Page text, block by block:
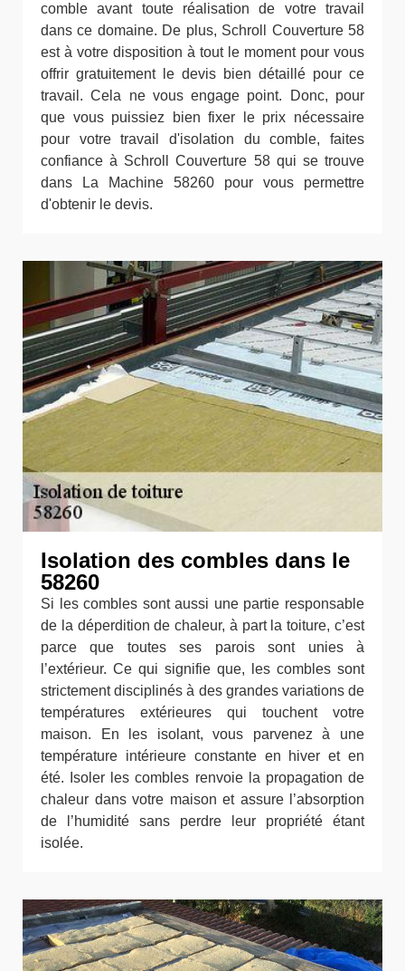
comble avant toute réalisation de votre travail
dans ce domaine. De plus, Schroll Couverture 58
est à votre disposition à tout le moment pour vous
offrir gratuitement le devis bien détaillé pour ce
travail. Cela ne vous engage point. Donc, pour
que vous puissiez bien fixer le prix nécessaire
pour votre travail d'isolation du comble, faites
confiance à Schroll Couverture 58 qui se trouve
dans La Machine 58260 pour vous permettre
d'obtenir le devis.
Isolation des combles dans le
58260
Si les combles sont aussi une partie responsable
de la déperdition de chaleur, à part la toiture, c’est
parce que toutes ses parois sont unies à
l’extérieur. Ce qui signifie que, les combles sont
strictement disciplinés à des grandes variations de
températures extérieures qui touchent votre
maison. En les isolant, vous parvenez à une
température intérieure constante en hiver et en
été. Isoler les combles renvoie la propagation de
chaleur dans votre maison et assure l’absorption
de l’humidité sans perdre leur propriété étant
isolée.